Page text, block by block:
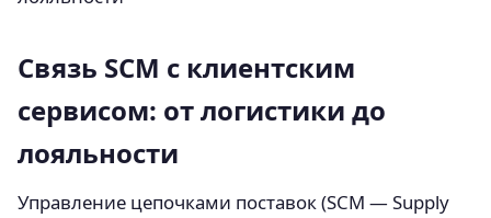
Связь SCM с клиентским
сервисом: от логистики до
лояльности
Управление цепочками поставок (SCM — Supply